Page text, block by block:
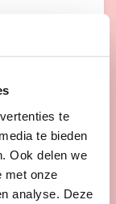
te
te bieden
Ook delen we
met onze
analyse. Deze
tijd voor
is werken in